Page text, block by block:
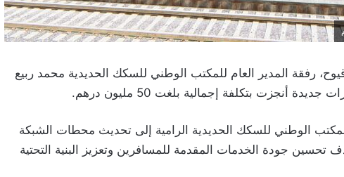
رفقة المدير العام للمكتب الوطني للسكك الحديدية محمد ربيع
أنجزت بتكلفة إجمالية بلغت 50 مليون درهم.
الوطني للسكك الحديدية الرامية إلى تحديث محطات الشبكة
تحسين جودة الخدمات المقدمة للمسافرين وتعزيز البنية التحتية